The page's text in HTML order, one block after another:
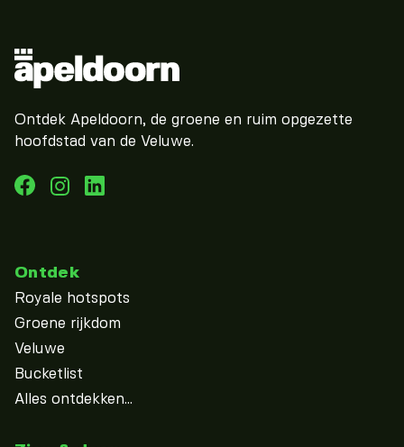
Ontdek Apeldoorn, de groene en ruim opgezette
hoofdstad van de Veluwe.
Ontdek
Royale hotspots
Groene rijkdom
Veluwe
Bucketlist
Alles ontdekken...